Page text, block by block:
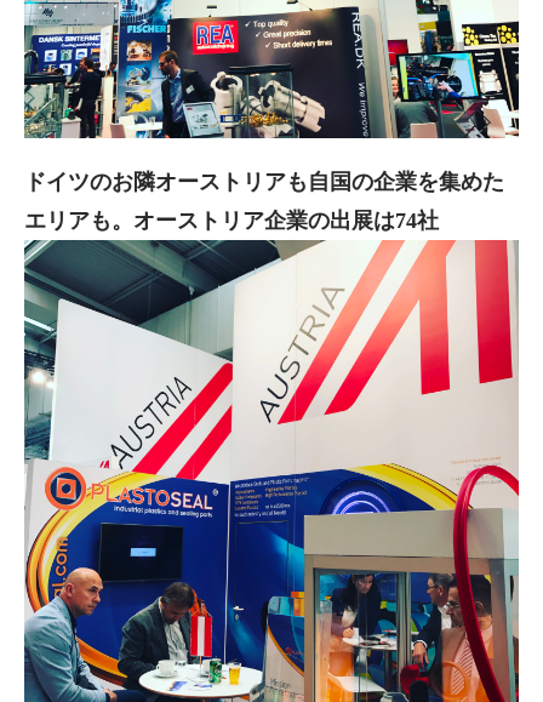
ドイツのお隣オーストリアも自国の企業を集めた
エリアも。オーストリア企業の出展は74社